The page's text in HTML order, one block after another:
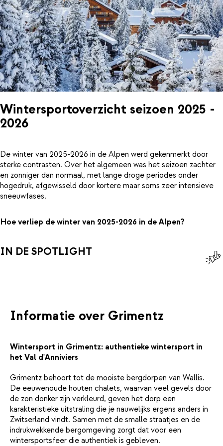
Wintersportoverzicht seizoen 2025 -
2026
De winter van 2025-2026 in de Alpen werd gekenmerkt door
sterke contrasten. Over het algemeen was het seizoen zachter
en zonniger dan normaal, met lange droge periodes onder
hogedruk, afgewisseld door kortere maar soms zeer intensieve
sneeuwfases.
Hoe verliep de winter van 2025-2026 in de Alpen?
IN DE SPOTLIGHT
Informatie over Grimentz
Wintersport in Grimentz: authentieke wintersport in
het Val d'Anniviers
Grimentz behoort tot de mooiste bergdorpen van Wallis.
De eeuwenoude houten chalets, waarvan veel gevels door
de zon donker zijn verkleurd, geven het dorp een
karakteristieke uitstraling die je nauwelijks ergens anders in
Zwitserland vindt. Samen met de smalle straatjes en de
indrukwekkende bergomgeving zorgt dat voor een
wintersportsfeer die authentiek is gebleven.